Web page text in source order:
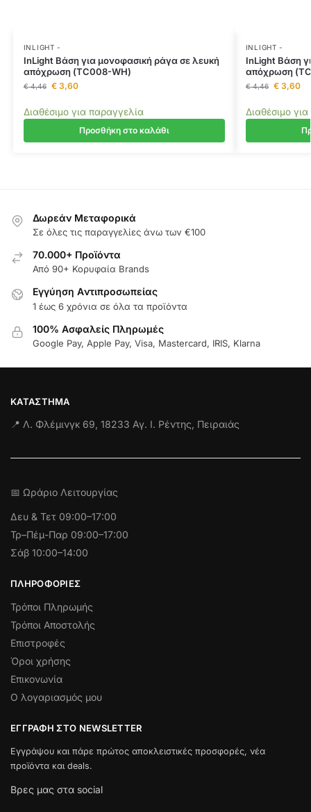
INLIGHT -
InLight Βάση για μονοφασική ράγα σε λευκή
απόχρωση (TC008-WH)
€4,46 €3,60
Διαθέσιμο για παραγγελία
Προσθήκη στο καλάθι
INLIGHT -
InLight Βάση
απόχρωση
€4,46 €3,60
Διαθέσιμο
Δωρεάν Μεταφορικά
Σε όλες τις παραγγελίες άνω των €100
70.000+ Προϊόντα
Από 90+ Κορυφαία Brands
Εγγύηση Aντιπροσωπείας
1 έως 6 χρόνια σε όλα τα προϊόντα
100% Ασφαλείς Πληρωμές
Google Pay, Apple Pay, Visa, Mastercard, IRIS, Klarna
ΚΑΤΆΣΤΗΜΑ
📍 Λ. Φλέμινγκ 69, 18233 Αγ. Ι. Ρέντης, Πειραιάς
📅 Ωράριο Λειτουργίας
Δευ & Τετ 09:00–17:00
Τρ–Πέμ-Παρ 09:00–17:00
Σάβ 10:00–14:00
ΠΛΗΡΟΦΟΡΊΕΣ
Τρόποι Πληρωμής
Τρόποι Αποστολής
Επιστροφές
Όροι χρήσης
Επικονωνία
Ο λογαριασμός μου
ΕΓΓΡΑΦΉ ΣΤΟ NEWSLETTER
Εγγράψου και πάρε πρώτος αποκλειστικές προσφορές, νέα
προϊόντα και deals.
Βρες μας στα social